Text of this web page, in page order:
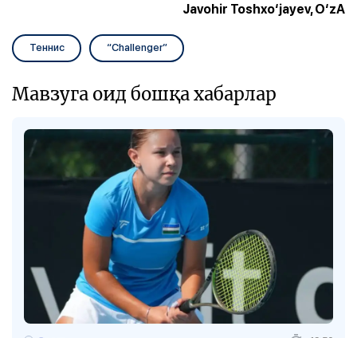
Javohir Toshxo‘jayev, O‘zA
Теннис “Challenger”
Мавзуга оид бошқа хабарлар